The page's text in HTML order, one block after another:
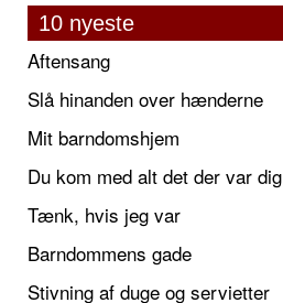
10 nyeste
Aftensang
Slå hinanden over hænderne
Mit barndomshjem
Du kom med alt det der var dig
Tænk, hvis jeg var
Barndommens gade
Stivning af duge og servietter